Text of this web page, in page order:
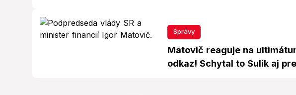
Správy
Matovič reaguje na
odkaz! Schytal to Sulík aj